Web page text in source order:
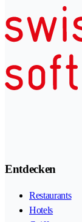
Entdecken
Restaurants
Hotels